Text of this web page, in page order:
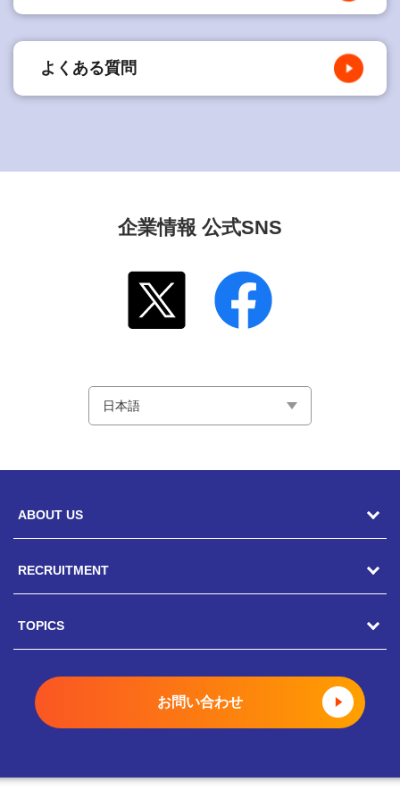
よくある質問
企業情報 公式SNS
ABOUT US
駿河屋の風土
COOメッセージ
RECRUITMENT
キャリア採用
新卒採用
TOPICS
トピックス一覧
駿河屋静岡寮
お問い合わせ